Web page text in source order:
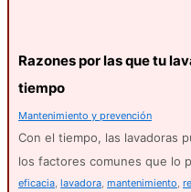
Razones por las que tu
tiempo
Mantenimiento y prevención
Con el tiempo, las lavadoras
los factores comunes que lo
eficacia, lavadora, mantenimiento,